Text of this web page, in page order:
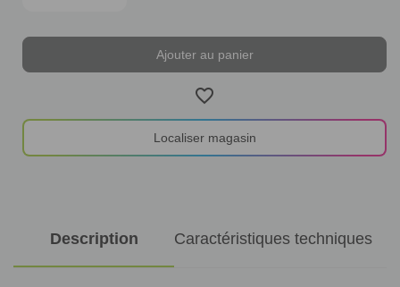
Set
Set
d'accessoires
favorite_border
Localiser magasin
Description Caractéristiques techniques